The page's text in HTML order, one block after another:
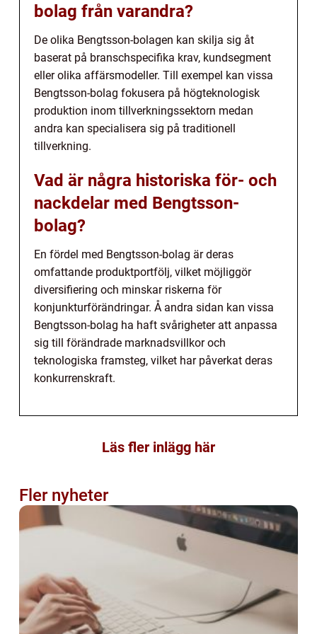
bolag från varandra?
De olika Bengtsson-bolagen kan skilja sig åt
baserat på branschspecifika krav, kundsegment
eller olika affärsmodeller. Till exempel kan vissa
Bengtsson-bolag fokusera på högteknologisk
produktion inom tillverkningssektorn medan
andra kan specialisera sig på traditionell
tillverkning.
Vad är några historiska för- och
nackdelar med Bengtsson-
bolag?
En fördel med Bengtsson-bolag är deras
omfattande produktportfölj, vilket möjliggör
diversifiering och minskar riskerna för
konjunkturförändringar. Å andra sidan kan vissa
Bengtsson-bolag ha haft svårigheter att anpassa
sig till förändrade marknadsvillkor och
teknologiska framsteg, vilket har påverkat deras
konkurrenskraft.
Läs fler inlägg här
Fler nyheter